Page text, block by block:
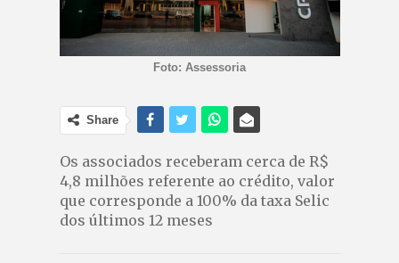
Foto: Assessoria
Share
Os associados receberam cerca de R$
4,8 milhões referente ao crédito, valor
que corresponde a 100% da taxa Selic
dos últimos 12 meses